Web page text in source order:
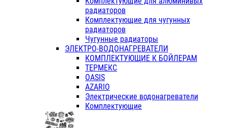
радиаторов
Комплектующие для чугунных
радиаторов
Чугунные радиаторы
ЭЛЕКТРО-ВОДОНАГРЕВАТЕЛИ
КОМПЛЕКТУЮЩИЕ К БОЙЛЕРАМ
ТЕРМЕКС
OASIS
AZARIO
Электрические водонагреватели
Комплектующие